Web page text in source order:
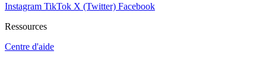
Instagram TikTok X (Twitter) Facebook
Ressources
Centre d'aide